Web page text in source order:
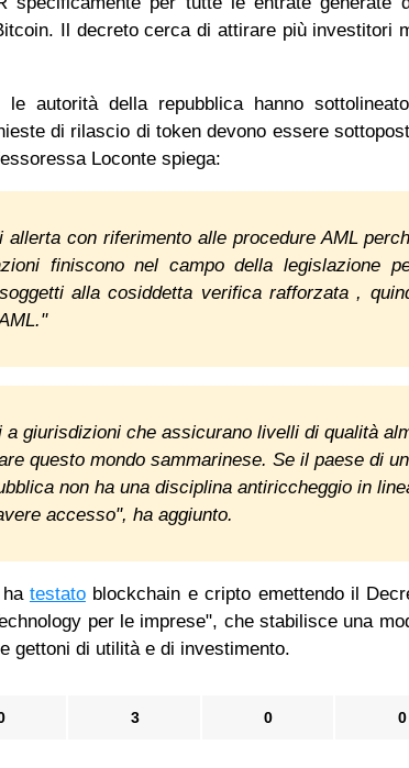
Il decreto cerca di attirare più investitori
autorità della repubblica hanno
di rilascio di token devono essere
Loconte spiega:
con riferimento alle procedure AML
finiscono nel campo della legislazione
alla cosiddetta verifica rafforzata ,
giurisdizioni che assicurano livelli di qualità
questo mondo sammarinese. Se il paese di
non ha una disciplina antiriccheggio in
accesso", ha aggiunto.
testatoblockchain e cripto emettendo il
per le imprese", che stabilisce una
gettoni di utilità e di investimento.
3 0 0